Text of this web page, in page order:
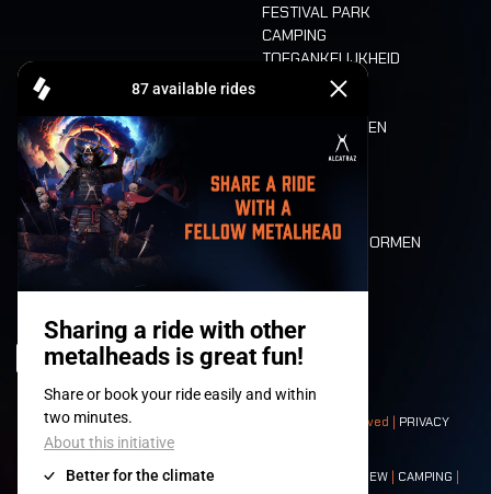
FESTIVAL PARK
CAMPING
TOEGANKELIJKHEID
CASHLESS
ETEN EN DRINKEN
MOBILITEIT
LONE WOLVES
PLATTEGROND
DEATH RIDE
WAARDEN EN NORMEN
HISTORIEK
© 2008-2026- Apache Productions VZW – All rights reserved | PRIVACY
POLICY|ALGEMENE VOORWAARDEN
Contact:GENERAL| PARTNERSHIPS CREW | CAMPING |